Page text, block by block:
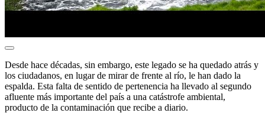
Desde hace décadas, sin embargo, este legado se ha quedado atrás y
los ciudadanos, en lugar de mirar de frente al río, le han dado la
espalda. Esta falta de sentido de pertenencia ha llevado al segundo
afluente más importante del país a una catástrofe ambiental,
producto de la contaminación que recibe a diario.